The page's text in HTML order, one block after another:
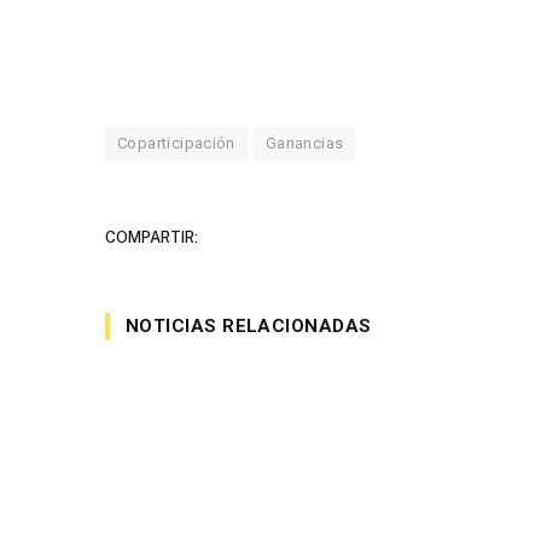
Coparticipación Ganancias
COMPARTIR:
NOTICIAS RELACIONADAS